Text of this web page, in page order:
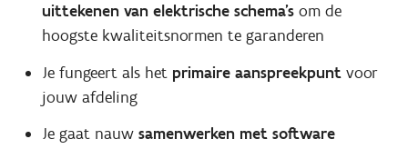
uittekenen van elektrische schema'som de
hoogste kwaliteitsnormen te garanderen
Je fungeert als het primaire aanspreekpunt voor
jouw afdeling
Je gaat nauw samenwerken met software